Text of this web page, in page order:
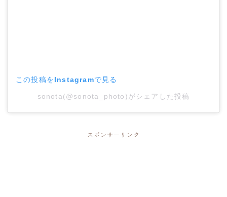
この投稿をInstagramで見る
sonota(@sonota_photo)がシェアした投稿
スポンサーリンク